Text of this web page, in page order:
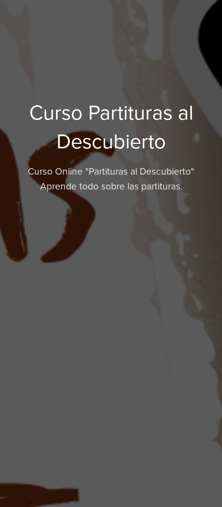
Curso Partituras al
Descubierto
Curso Online "Partituras al Descubierto"
Aprende todo sobre las partituras.